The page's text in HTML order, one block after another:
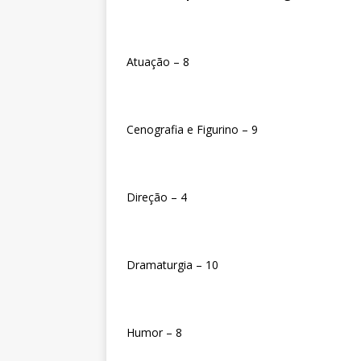
Atuação – 8
Cenografia e Figurino – 9
Direção – 4
Dramaturgia – 10
Humor – 8